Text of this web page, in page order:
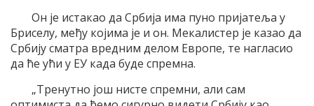
Он је истакао да Србија има пуно пријатеља у
Бриселу, међу којима је и он. Мекалистер је казао да
Србију сматра вредним делом Европе, те нагласио
да ће ући у ЕУ када буде спремна.
„Тренутно још нисте спремни, али сам